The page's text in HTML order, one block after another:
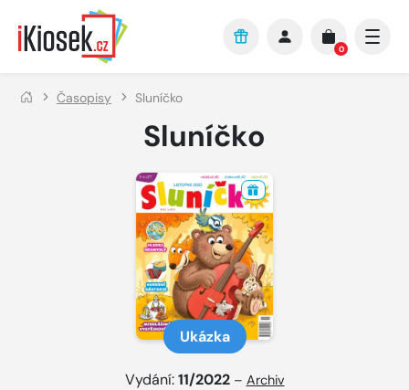
Přejít na hlavní obsah
0
Časopisy Sluníčko
Sluníčko
Ukázka
Vydání:11/2022 – Archiv